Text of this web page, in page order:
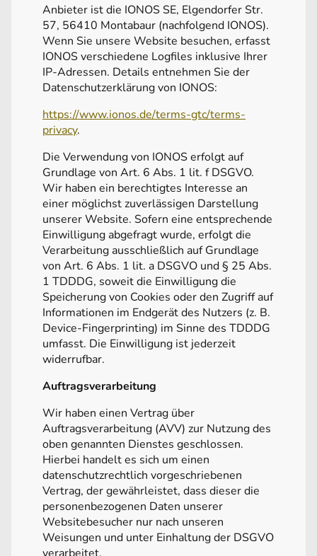
Anbieter ist die IONOS SE, Elgendorfer Str.
57, 56410 Montabaur (nachfolgend IONOS).
Wenn Sie unsere Website besuchen, erfasst
IONOS verschiedene Logfiles inklusive Ihrer
IP-Adressen. Details entnehmen Sie der
Datenschutzerklärung von IONOS:
https://www.ionos.de/terms-gtc/terms-
privacy.
Die Verwendung von IONOS erfolgt auf
Grundlage von Art. 6 Abs. 1 lit. f DSGVO.
Wir haben ein berechtigtes Interesse an
einer möglichst zuverlässigen Darstellung
unserer Website. Sofern eine entsprechende
Einwilligung abgefragt wurde, erfolgt die
Verarbeitung ausschließlich auf Grundlage
von Art. 6 Abs. 1 lit. a DSGVO und § 25 Abs.
1 TDDDG, soweit die Einwilligung die
Speicherung von Cookies oder den Zugriff auf
Informationen im Endgerät des Nutzers (z. B.
Device-Fingerprinting) im Sinne des TDDDG
umfasst. Die Einwilligung ist jederzeit
widerrufbar.
Auftragsverarbeitung
Wir haben einen Vertrag über
Auftragsverarbeitung (AVV) zur Nutzung des
oben genannten Dienstes geschlossen.
Hierbei handelt es sich um einen
datenschutzrechtlich vorgeschriebenen
Vertrag, der gewährleistet, dass dieser die
personenbezogenen Daten unserer
Websitebesucher nur nach unseren
Weisungen und unter Einhaltung der DSGVO